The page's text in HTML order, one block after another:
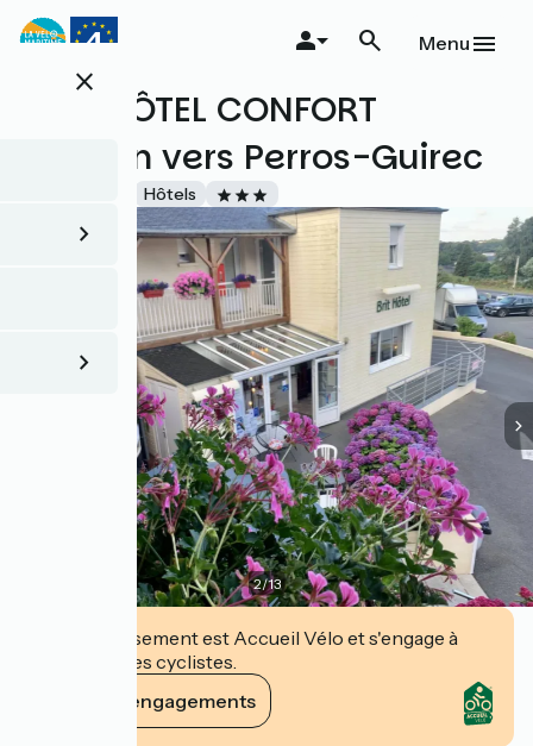
Aller
au
principalclose
Menu
BRIT HÔTEL CONFORT
Lannion vers Perros-Guirec
Hôtels
2/13
Cet établissement est Accueil Vélo et s'engage à
accueillir des cyclistes.
Voir ses engagements